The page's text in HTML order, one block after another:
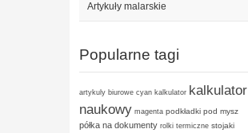
Artykuły malarskie
Popularne tagi
artykuly biurowe cyan kalkulator kalkulator
naukowy magenta podkładki pod mysz
półka na dokumenty rolki termiczne stojaki